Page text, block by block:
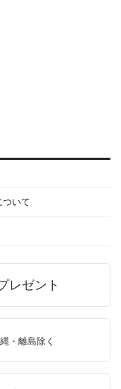
ついて
レゼント
・離島除く